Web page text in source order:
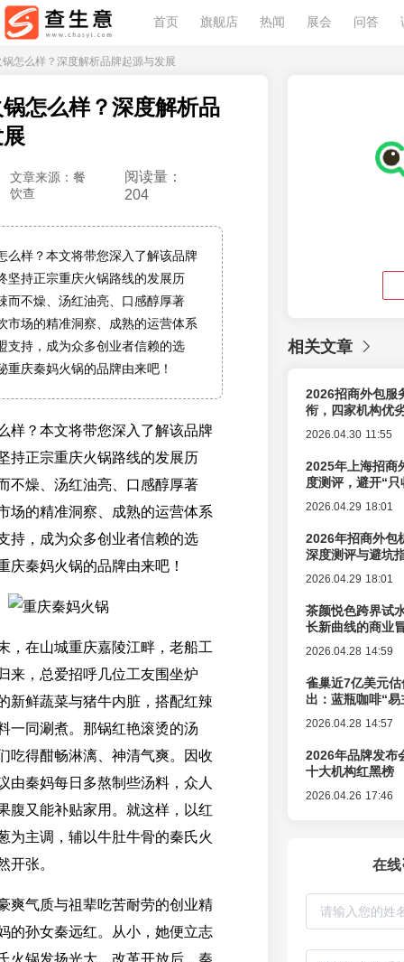
首页 旗舰店 热闻 展会 问答
怎么样？深度解析品牌起源与发展
怎么样？深度解析品
文章来源：餐
饮查
阅读量：
204
么样？本文将带您深入了解该品牌
坚持正宗重庆火锅路线的发展历
而不燥、汤红油亮、口感醇厚著
市场的精准洞察、成熟的运营体系
支持，成为众多创业者信赖的选
重庆秦妈火锅的品牌由来吧！
样？本文将带您深入了解该品牌
持正宗重庆火锅路线的发展历
不燥、汤红油亮、口感醇厚著
场的精准洞察、成熟的运营体系
持，成为众多创业者信赖的选
庆秦妈火锅的品牌由来吧！
，在山城重庆嘉陵江畔，老船工
来，总爱招呼几位工友围坐炉
新鲜蔬菜与猪牛内脏，搭配红辣
一同涮煮。那锅红艳滚烫的汤
吃得酣畅淋漓、神清气爽。因收
由秦妈每日多熬制些汤料，众人
腹又能补贴家用。就这样，以红
为主调，辅以牛肚牛骨的秦氏火
开张。
爽气质与祖辈吃苦耐劳的创业精
的孙女秦远红。从小，她便立志
火锅发扬光大。改革开放后，秦
相关文章
2026招商外包服
衔，四家机构优
2026.04.30 11:55
2025年上海招商
度测评，避开“
2026.04.29 18:01
2026年招商外包
深度测评与避坑
2026.04.29 18:01
茶颜悦色跨界试
长新曲线的商业
2026.04.28 14:59
雀巢近7亿美元
出：蓝瓶咖啡“
2026.04.28 14:57
2026年品牌发布
十大机构红黑榜
2026.04.26 17:46
在